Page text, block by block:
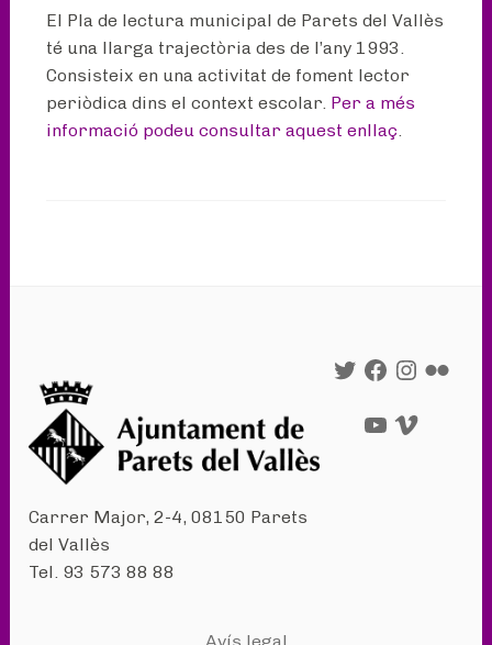
El Pla de lectura municipal de Parets del Vallès
té una llarga trajectòria des de l’any 1993.
Consisteix en una activitat de foment lector
periòdica dins el context escolar. Per a més
informació podeu consultar aquest enllaç.
Carrer Major, 2-4, 08150 Parets
del Vallès
Tel. 93 573 88 88
TwitterFacebook
Instagram
Flickr
YouTube
Vimeo